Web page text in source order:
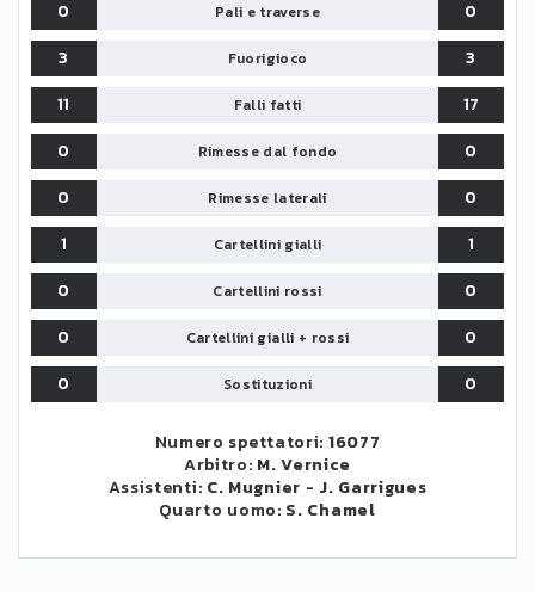
0 Pali e traverse
0
3
Fuorigioco
3
11
Falli fatti
17
0
Rimesse dal fondo
0
0
Rimesse laterali
0
1
Cartellini gialli
1
0
Cartellini rossi
0
0
Cartellini gialli + rossi
0
0
Sostituzioni 0
Numero spettatori: 16077
Arbitro: M. Vernice
Assistenti: C. Mugnier - J. Garrigues
Quarto uomo: S. Chamel